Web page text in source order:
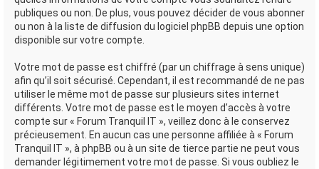
publiques ou non. De plus, vous pouvez décider de vous abonner
ou non à la liste de diffusion du logiciel phpBB depuis une option
disponible sur votre compte.
Votre mot de passe est chiffré (par un chiffrage à sens unique)
afin qu’il soit sécurisé. Cependant, il est recommandé de ne pas
utiliser le même mot de passe sur plusieurs sites internet
différents. Votre mot de passe est le moyen d’accès à votre
compte sur « Forum Tranquil IT », veillez donc à le conservez
précieusement. En aucun cas une personne affiliée à « Forum
Tranquil IT », à phpBB ou à un site de tierce partie ne peut vous
demander légitimement votre mot de passe. Si vous oubliez le